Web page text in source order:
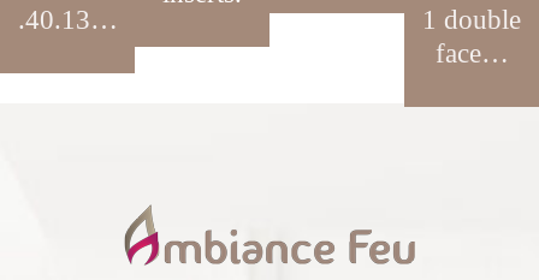
.40.13…
1 double
face…